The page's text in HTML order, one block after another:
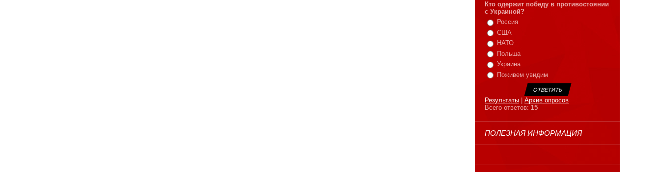
Кто одержит победу в противостоянии
с Украиной?
Россия
США
НАТО
Польша
Украина
Поживем увидим
Результаты
Архив опросов
Всего ответов: 15
ПОЛЕЗНАЯ ИНФОРМАЦИЯ